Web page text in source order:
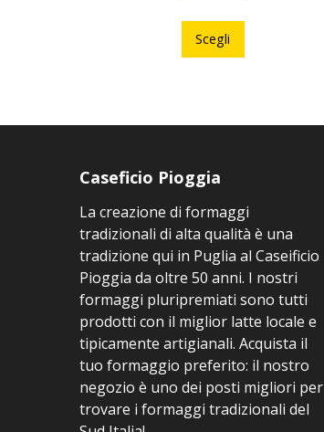
Scegli
Questo
ha
Le
scelte
nella
pagina
del
prodotto
Caseficio Pioggia
La creazione di formaggi
tradizionali di alta qualità è una
tradizione qui in Puglia al Caseificio
Pioggia da oltre 50 anni. I nostri
formaggi pluripremiati sono tutti
prodotti con il miglior latte locale e
tipicamente artigianali. Acquista il
tuo formaggio preferito: il nostro
negozio è uno dei posti migliori per
trovare i formaggi tradizionali del